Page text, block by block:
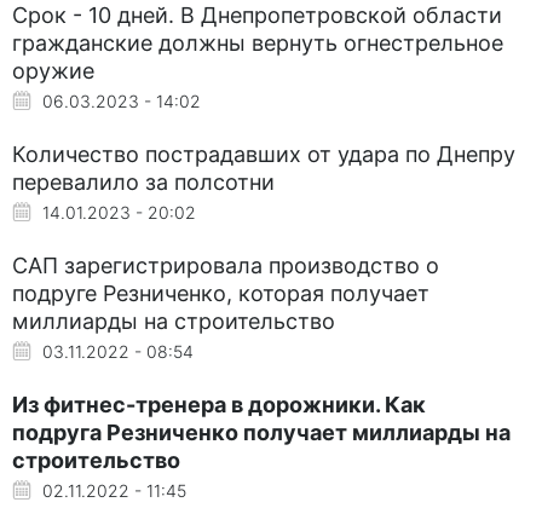
Срок - 10 дней. В Днепропетровской области
гражданские должны вернуть огнестрельное
оружие
06.03.2023 - 14:02
Количество пострадавших от удара по Днепру
перевалило за полсотни
14.01.2023 - 20:02
САП зарегистрировала производство о
подруге Резниченко, которая получает
миллиарды на строительство
03.11.2022 - 08:54
Из фитнес-тренера в дорожники. Как
подруга Резниченко получает миллиарды на
строительство
02.11.2022 - 11:45